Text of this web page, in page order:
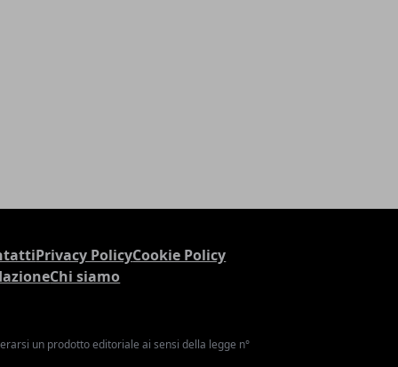
Privacy PolicyCookie Policy
Chi siamo
un prodotto editoriale ai sensi della legge n°